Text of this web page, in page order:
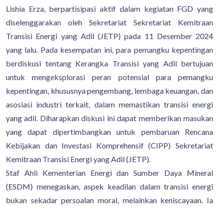
Lishia Erza, berpartisipasi aktif dalam kegiatan FGD yang
diselenggarakan oleh Sekretariat Sekretariat Kemitraan
Transisi Energi yang Adil (JETP) pada 11 Desember 2024
yang lalu. Pada kesempatan ini, para pemangku kepentingan
berdiskusi tentang Kerangka Transisi yang Adil bertujuan
untuk mengeksplorasi peran potensial para pemangku
kepentingan, khususnya pengembang, lembaga keuangan, dan
asosiasi industri terkait, dalam memastikan transisi energi
yang adil. Diharapkan diskusi ini dapat memberikan masukan
yang dapat dipertimbangkan untuk pembaruan Rencana
Kebijakan dan Investasi Komprehensif (CIPP) Sekretariat
Kemitraan Transisi Energi yang Adil (JETP).
Staf Ahli Kementerian Energi dan Sumber Daya Mineral
(ESDM) menegaskan, aspek keadilan dalam transisi energi
bukan sekadar persoalan moral, melainkan keniscayaan. Ia